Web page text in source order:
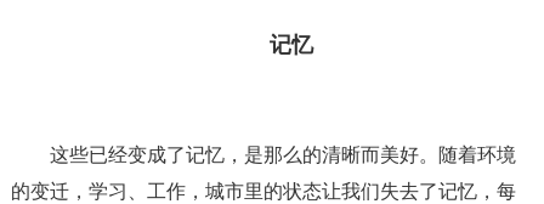
记忆
这些已经变成了记忆，是那么的清晰而美好。随着环境
的变迁，学习、工作，城市里的状态让我们失去了记忆，每